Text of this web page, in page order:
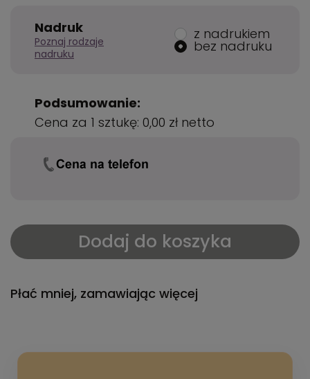
Nadruk
Poznaj rodzaje
nadruku
z nadrukiem
bez nadruku
Podsumowanie:
Cena za 1 sztukę: 0,00 zł netto
Dodaj do koszyka
Płać mniej, zamawiając więcej